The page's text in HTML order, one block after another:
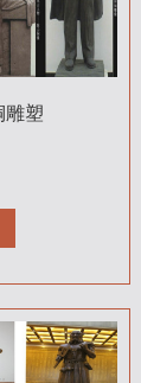
雕塑